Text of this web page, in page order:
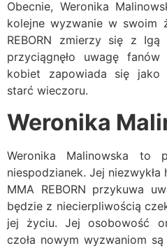
Obecnie, Weronika
kolejne wyzwanie w swoim
REBORN zmierzy się z Igą
przyciągnęło uwagę
kobiet zapowiada się jako
starć wieczoru.
Weronika
Weronika Malinowska to
niespodzianek. Jej
MMA REBORN przykuwa
będzie z niecierpliwością
jej życiu. Jej osobowość
czoła nowym wyzwaniom